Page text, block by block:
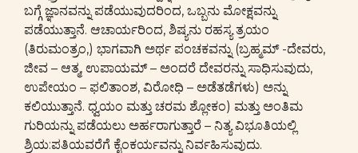
ಬಗ್ಗೆ ಜ್ಞಾನವನ್ನು ಪಡೆಯುವುದರಿಂದ, ಒಬ್ಬನು ಮೋಕ್ಷವನ್ನು
ಪಡೆಯುತ್ತಾನೆ. ಆಚಾರ್ಯರಿಂದ, ಶಿಷ್ಯನು ರಹಸ್ಯ ತ್ರಯಂ
(ತಿರುಮಂತ್ರಂ,) ಭಾಗವಾಗಿ ಅರ್ಥ ಪಂಚಕವನ್ನು (ಬ್ರಹ್ಮಮ್ -ದೇವರು,
ಜೀವ – ಆತ್ಮ, ಉಪಾಯಮ್ – ಅಂದರೆ ದೇವರನ್ನು ಸಾಧಿಸುವುದು,
ಉಪೇಯಂ – ಫಲಿತಾಂಶ, ವಿರೋಧಿ – ಅಡೆತಡೆಗಳು) ಅನ್ನು
ಕಲಿಯುತ್ತಾನೆ. ಧ್ವಯಂ ಮತ್ತು ಚರಮ ಶ್ಲೋಕಂ) ಮತ್ತು ಅಂತಿಮ
ಗುರಿಯನ್ನು ಪಡೆಯಲು ಅರ್ಹರಾಗುತ್ತಾರೆ – ನಿತ್ಯ ವಿಭೂತಿಯಲ್ಲಿ
ಶ್ರಿಯ:ಪತಿಯವರೆಗೆ ಕೈಂಕರ್ಯವನ್ನು ನಿರ್ವಹಿಸುವುದು.